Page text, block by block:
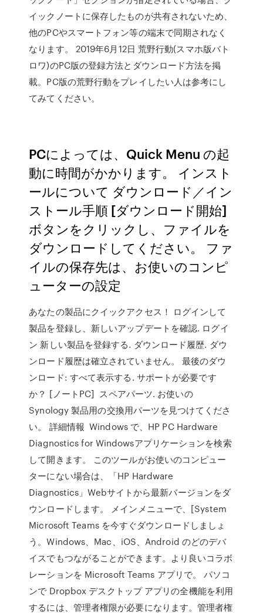
イックノートに保存したものが共有されないため、
他のPCやスマートフォン等の端末で同期されなく
なります。 2019年6月12日 荒野行動(スマホ版バト
ロワ)のPC版の登録方法とダウンロード方法を掲
載。PC版の荒野行動をプレイしたい人は参考にし
てみてください。
PCによっては、Quick Menu の起
動に時間がかかります。 インスト
ールについて ダウンロード／イン
ストール手順 [ダウンロード開始]
ボタンをクリックし、ファイルを
ダウンロードしてください。 ファ
イルの保存先は、お使いのコンピ
ューターの設定
あなたの製品にクイックアクセス！ ログインして
製品を登録し、新しいアップデートを確認. ログイ
ン 新しい製品を登録する. ダウンロード履歴. ダウ
ンロード履歴は確立されていません。 最後のダウ
ンロード: すべて表示する. サポートが必要です
か？ [ノートPC] スペアパーツ. お使いの
Synology 製品用の交換用パーツを見つけてくださ
い。 詳細情報 Windows で、HP PC Hardware
Diagnostics for Windowsアプリケーションを検索
して開きます。 このツールがお使いのコンピュー
ターにない場合は、「HP Hardware
Diagnostics」Webサイトから最新バージョンをダ
ウンロードします。 メインメニューで、[System
Microsoft Teams を今すぐダウンロードしましょ
う。Windows、Mac、iOS、Android のどのデバ
イスでもつながることができます。より良いコラボ
レーションを Microsoft Teams アプリで。 パソコ
ンで Dropbox デスクトップ アプリの全機能を利用
するには、管理者権限が必要になります。管理者権